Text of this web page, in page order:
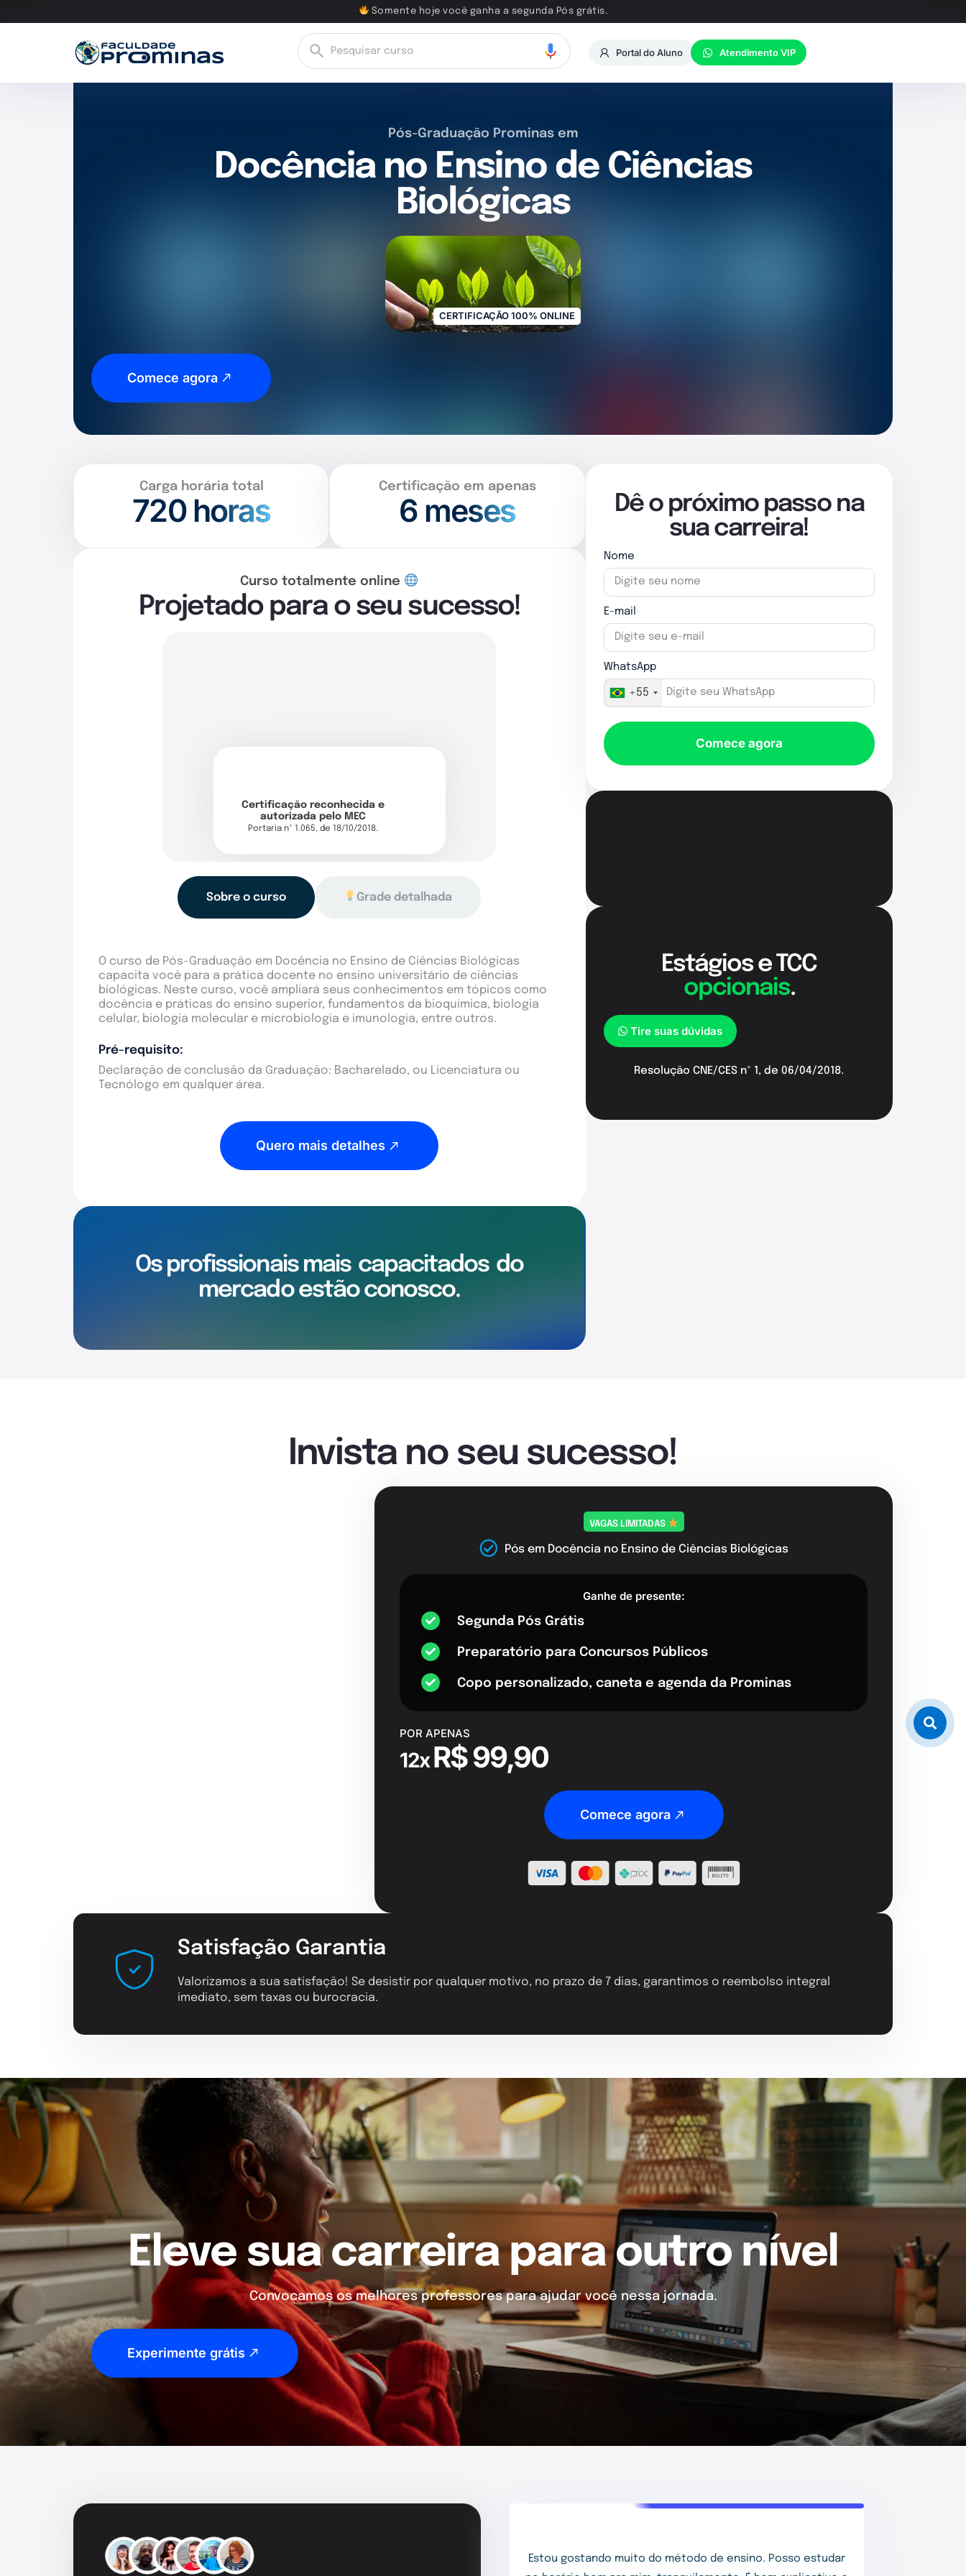
Somente hoje você ganha a segunda Pós grátis.
Portal do Aluno Atendimento VIP
Pós-Graduação Prominas em
Docência no Ensino de Ciências
Biológicas
CERTIFICAÇÃO 100% ONLINE
Comece agora
Carga horária total
720horas
Certificação em apenas
6 meses
Curso totalmente online
Projetado para o seu sucesso!
Certificação reconhecida e
autorizada pelo MEC
Portaria nº 1.065, de 18/10/2018.
Sobre o curso Grade detalhada
O curso de Pós-Graduação em Docência no Ensino de Ciências Biológicas
capacita você para a prática docente no ensino universitário de ciências
biológicas. Neste curso, você ampliará seus conhecimentos em tópicos como
docência e práticas do ensino superior, fundamentos da bioquímica, biologia
celular, biologia molecular e microbiologia e imunologia, entre outros.
Pré-requisito:
Declaração de conclusão da Graduação: Bacharelado, ou Licenciatura ou
Tecnólogo em qualquer área.
Quero mais detalhes
Os profissionais mais capacitados do
mercado estão conosco.
Dê o próximo passo na
sua carreira!
Nome
E-mail
WhatsApp
+55
Comece agora
Estágios e TCC
opcionais.
Tire suas dúvidas
Resolução CNE/CES nº 1, de 06/04/2018.
Invista no seu sucesso!
VAGAS LIMITADAS
Pós em Docência no Ensino de Ciências Biológicas
Ganhe de presente:
Segunda Pós Grátis
Preparatório para Concursos Públicos
Copo personalizado, caneta e agenda da Prominas
POR APENAS
12xR$ 99,90
Comece agora
Satisfação Garantia
Valorizamos a sua satisfação! Se desistir por qualquer motivo, no prazo de 7 dias, garantimos o reembolso integral
imediato, sem taxas ou burocracia.
Eleve sua carreira para outro nível
Convocamos os melhores professores para ajudar você nessa jornada.
Experimente grátis
Estou gostando muito do método de ensino. Posso estudar